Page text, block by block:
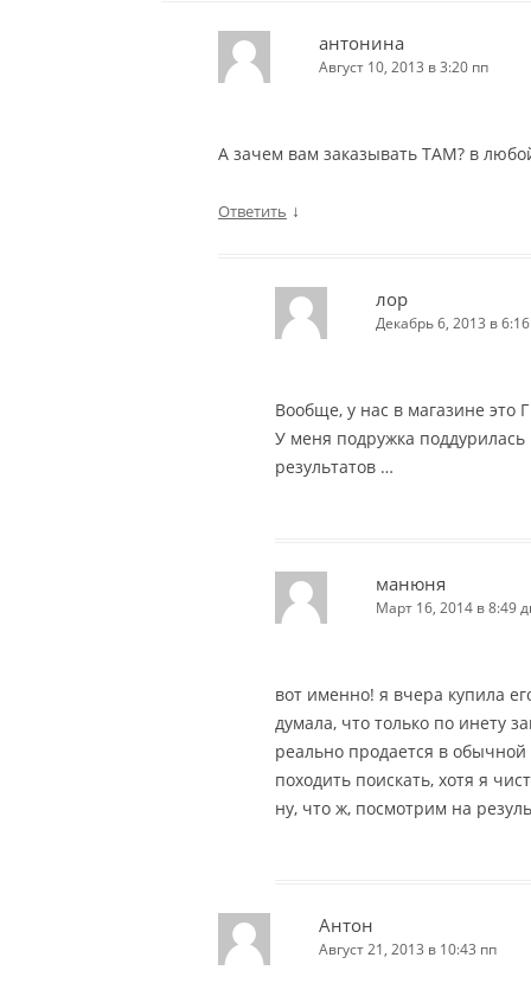
антонина
Август 10, 2013 в 3:20 пп
А зачем вам заказывать ТАМ? в
Ответить ↓
лор
Декабрь 6, 2013 в
Вообще, у нас в магазине это
У меня подружка поддурилась
результатов …
манюня
Март 16, 2014 в 8:49
вот именно! я вчера купила
думала, что только по инету
реально продается в
походить поискать, хотя я
ну, что ж, посмотрим на
Антон
Август 21, 2013 в 10:43 пп